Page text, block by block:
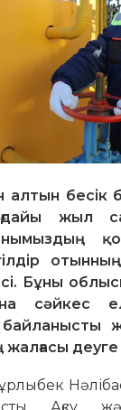
алтын бесік
жыл
Бұны
сәйкес
байланысты
Ақсу